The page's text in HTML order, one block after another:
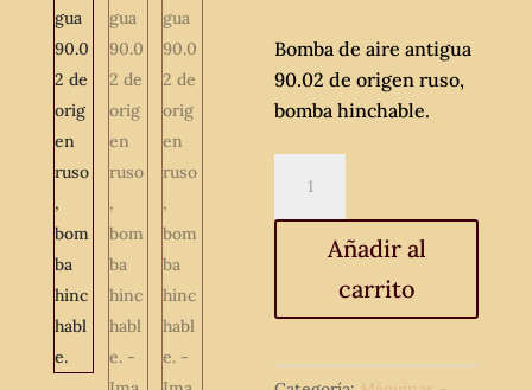
Bomba de aire antigua
90.02 de origen ruso,
bomba hinchable.
aire
antigua
de
ruso,
Añadir al
carrito